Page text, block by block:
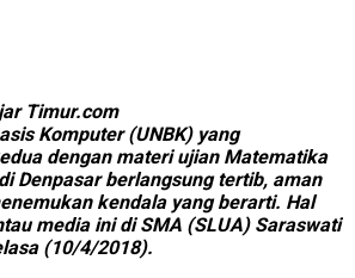
Timur.com
Komputer (UNBK) yang
dengan materi ujian Matematika
Denpasar berlangsung tertib, aman
kendala yang berarti. Hal
media ini di SMA (SLUA) Saraswati
(10/4/2018).